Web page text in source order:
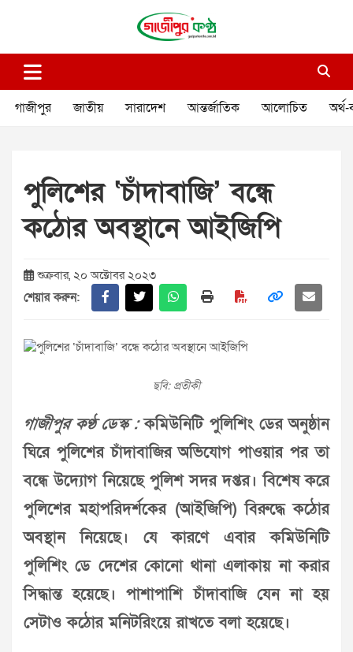
গাজীপুর কণ্ঠ
গাজীপুর জাতীয় সারাদেশ আন্তর্জাতিক আলোচিত অর্থ-
পুলিশের ‘চাঁদাবাজি’ বন্ধে
কঠোর অবস্থানে আইজিপি
শুক্রবার, ২০ অক্টোবর ২০২৩
শেয়ার করুন:
ছবি: প্রতীকী
গাজীপুর কণ্ঠ ডেস্ক :কমিউনিটি পুলিশিং ডের অনুষ্ঠান
ঘিরে পুলিশের চাঁদাবাজির অভিযোগ পাওয়ার পর তা
বন্ধে উদ্যোগ নিয়েছে পুলিশ সদর দপ্তর। বিশেষ করে
পুলিশের মহাপরিদর্শকের (আইজিপি) বিরুদ্ধে কঠোর
অবস্থান নিয়েছে। যে কারণে এবার কমিউনিটি
পুলিশিং ডে দেশের কোনো থানা এলাকায় না করার
সিদ্ধান্ত হয়েছে। পাশাপাশি চাঁদাবাজি যেন না হয়
সেটাও কঠোর মনিটরিংয়ে রাখতে বলা হয়েছে।